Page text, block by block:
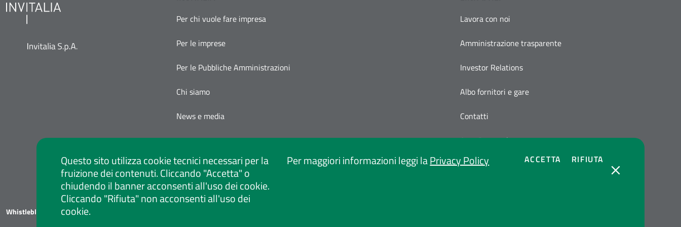
Questo sito utilizza cookie tecnici necessari per la
fruizione dei contenuti. Cliccando "Accetta" o
chiudendo il banner acconsenti all'uso dei cookie.
Cliccando "Rifiuta" non acconsenti all'uso dei
cookie.
Per maggiori informazioni leggi laPrivacy Policy ACCETTA COOKIES
RIFIUTA
Per chi vuole fare impresa
Per le imprese
Per le Pubbliche Amministrazioni
Chi siamo
News e media
Lavora con noi
Amministrazione trasparente
Investor Relations
Albo fornitori e gare
Contatti
Area Personale
Whistleblowing Privacy Policy